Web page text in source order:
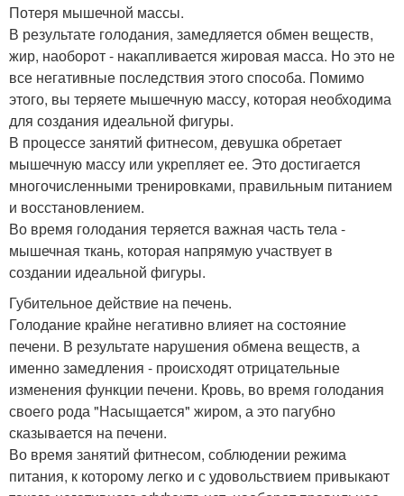
Потеря мышечной массы.
В результате голодания, замедляется обмен веществ,
жир, наоборот - накапливается жировая масса. Но это не
все негативные последствия этого способа. Помимо
этого, вы теряете мышечную массу, которая необходима
для создания идеальной фигуры.
В процессе занятий фитнесом, девушка обретает
мышечную массу или укрепляет ее. Это достигается
многочисленными тренировками, правильным питанием
и восстановлением.
Во время голодания теряется важная часть тела -
мышечная ткань, которая напрямую участвует в
создании идеальной фигуры.
Губительное действие на печень.
Голодание крайне негативно влияет на состояние
печени. В результате нарушения обмена веществ, а
именно замедления - происходят отрицательные
изменения функции печени. Кровь, во время голодания
своего рода "Насыщается" жиром, а это пагубно
сказывается на печени.
Во время занятий фитнесом, соблюдении режима
питания, к которому легко и с удовольствием привыкают